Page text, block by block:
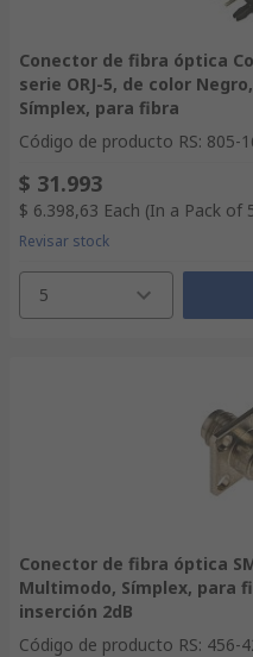
Conector de fibra óptica
serie ORJ-5, de color
Símplex, para fibra
Código de producto RS: 805-
$ 31.993
$ 6.398,63 Each (In a Pack of
Revisar stock
5
Conector de fibra óptica
Multimodo, Símplex, para
inserción 2dB
Código de producto RS: 456-